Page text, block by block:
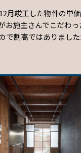
月竣工した物件の単
お施主さんでこだわ
で割高ではありまし